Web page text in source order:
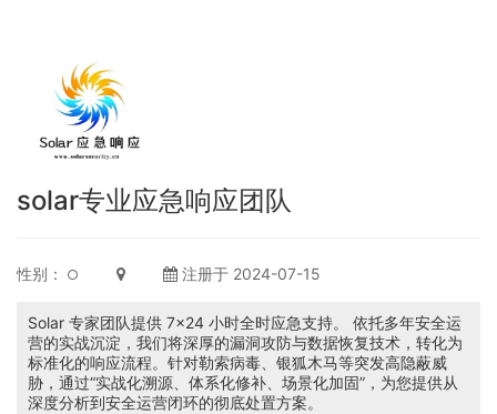
solar专业应急响应团队
性别： 注册于 2024-07-15
Solar 专家团队提供 7×24 小时全时应急支持。 依托多年安全运
营的实战沉淀，我们将深厚的漏洞攻防与数据恢复技术，转化为
标准化的响应流程。针对勒索病毒、银狐木马等突发高隐蔽威
胁，通过“实战化溯源、体系化修补、场景化加固”，为您提供从
深度分析到安全运营闭环的彻底处置方案。